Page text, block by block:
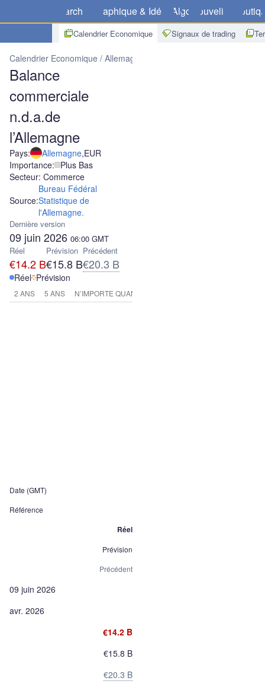
Marchés Graphique & Idées Algo Nouvelles
Calendrier Economique Signaux de trading
Calendrier Economique Allemagne
Balance
commerciale
n.d.a.de
l’Allemagne
Pays: Allemagne,EUR
Importance: Plus Bas
Secteur: Commerce
Source:
Bureau Fédéral
Statistique de
l'Allemagne.
Dernière version
09 juin 2026 06:00 GMT
Réel
€14.2 B
Prévision
€15.8 B
Précédent
€20.3 B
Réel Prévision
2 ANS 5 ANS N’IMPORTE QUAND
Date (GMT)
Référence
Réel
Prévision
Précédent
09 juin 2026
avr. 2026
€14.2 B
€15.8 B
€20.3 B